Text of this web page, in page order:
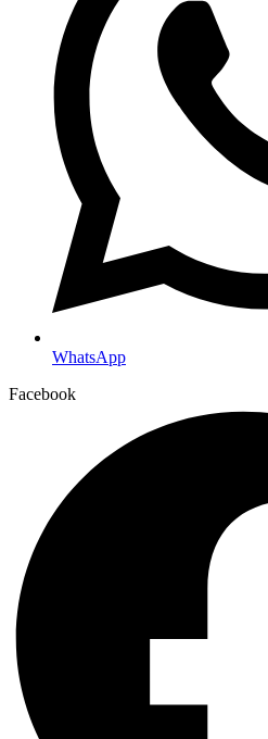
WhatsApp
Facebook